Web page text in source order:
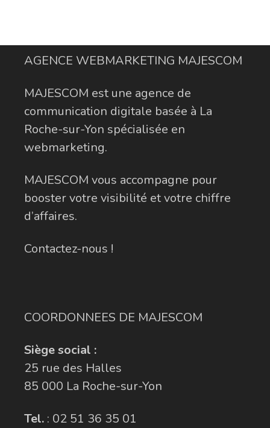
AGENCE WEBMARKETING MAJESCOM
MAJESCOM est une agence de
communication digitale basée à La
Roche-sur-Yon spécialisée en
webmarketing.
MAJESCOM vous accompagne pour
booster votre visibilité et votre chiffre
d’affaires.
Contactez-nous !
COORDONNEES DE MAJESCOM
Siège social :
25 rue des Halles
85 000 La Roche-sur-Yon
Tel. : 02 51 36 35 01